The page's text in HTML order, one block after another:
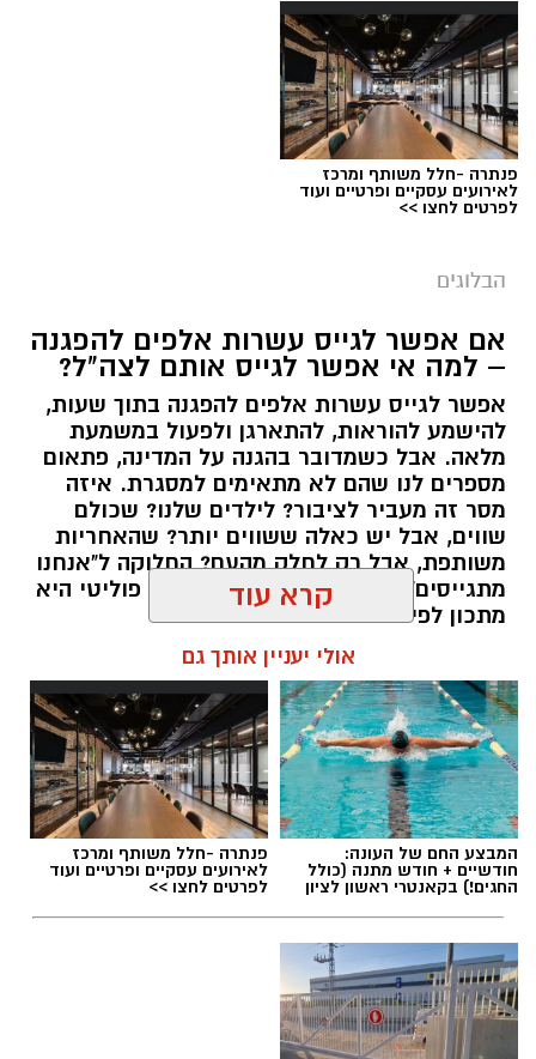
תגים:טד
יש לכם מידע חשוב שטרם נחשף? צילומים מאירוע
חדשותי? מצאתם טעות בכתבה? נשמח שתשתפו
אותנו
פנתרה -חלל משותף ומרכז
לאירועים עסקיים ופרטיים ועוד
לפרטים לחצו >>
הבלוגים
אם אפשר לגייס עשרות אלפים להפגנה
– למה אי אפשר לגייס אותם לצה"ל?
אפשר לגייס עשרות אלפים להפגנה בתוך שעות,
להישמע להוראות, להתארגן ולפעול במשמעת
מלאה. אבל כשמדובר בהגנה על המדינה, פתאום
מספרים לנו שהם לא מתאימים למסגרת. איזה
מסר זה מעביר לציבור? לילדים שלנו? שכולם
שווים, אבל יש כאלה ששווים יותר? שהאחריות
משותפת, אבל רק לחלק מהעם? החלוקה ל"אנחנו
מתגייסים" ו"הם לא" היא לא רק ויכוח פוליטי היא
מתכון לפילוג שמפורר אותנו מבפנים.
תגים: הפגנות חרדיים גיוס לצה"ל
קרא עוד
אולי יעניין אותך גם
המבצע החם של העונה:
חודשיים + חודש מתנה (כולל
החגים!) בקאנטרי ראשון לציון
פנתרה -חלל משותף ומרכז
לאירועים עסקיים ופרטיים ועוד
לפרטים לחצו >>